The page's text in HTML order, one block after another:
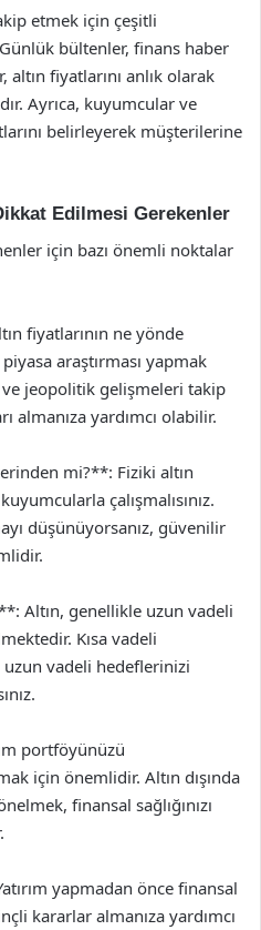
etmek için çeşitli
bültenler, finans haber
fiyatlarını anlık olarak
Ayrıca, kuyumcular ve
belirleyerek müşterilerine
Edilmesi Gerekenler
için bazı önemli noktalar
fiyatlarının ne yönde
araştırması yapmak
jeopolitik gelişmeleri takip
almanıza yardımcı olabilir.
mi?**: Fiziki altın
çalışmalısınız.
düşünüyorsanız, güvenilir
Altın, genellikle uzun vadeli
Kısa vadeli
vadeli hedeflerinizi
portföyünüzü
için önemlidir. Altın dışında
finansal sağlığınızı
yapmadan önce finansal
kararlar almanıza yardımcı